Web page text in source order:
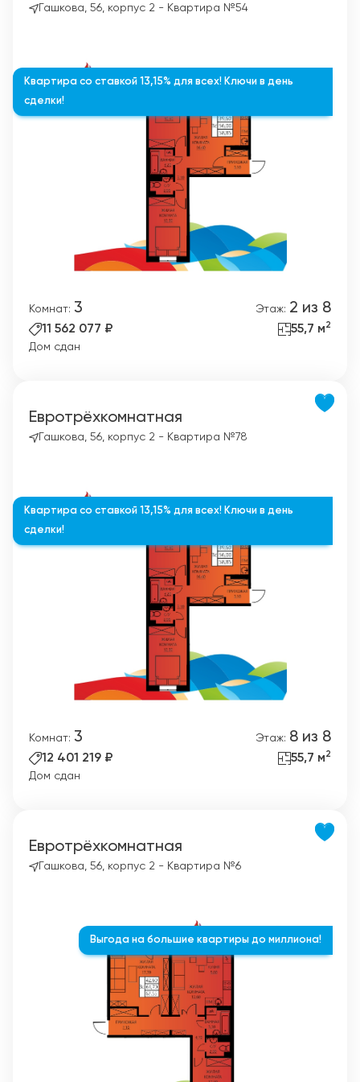
Гашкова, 56, корпус 2 - Квартира №54
Квартира со ставкой 13,15% для всех! Ключи в день
сделки!
Комнат: 3 Этаж: 2 из 8
11 562 077 ₽ 55,7 м2
Дом сдан
Евротрёхкомнатная
Гашкова, 56, корпус 2 - Квартира №78
Квартира со ставкой 13,15% для всех! Ключи в день
сделки!
Комнат: 3 Этаж: 8 из 8
12 401 219 ₽ 55,7 м2
Дом сдан
Евротрёхкомнатная
Гашкова, 56, корпус 2 - Квартира №6
Выгода на большие квартиры до миллиона!